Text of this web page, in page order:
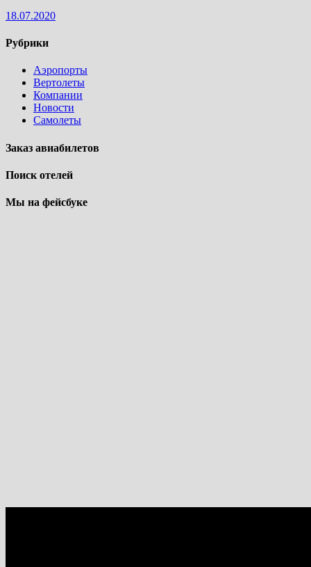
18.07.2020
Рубрики
Аэропорты
Вертолеты
Компании
Новости
Самолеты
Заказ авиабилетов
Поиск отелей
Мы на фейсбуке